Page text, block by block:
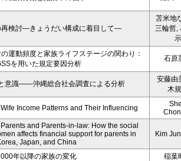
再検討―きょうだい構成に着目して―
苫米地
三輪哲,
示
運動頻度と家族ライフステージの関わり：
を用いた規定要因分析
石原
意識――沖縄総合社会調査による分析
安藤由
木
Income Patterns and Their Influencing
and Parents-in-law: How the social
affects financial support for parents in
Japan, and China
Kim
年以降の家族の変化 稲葉